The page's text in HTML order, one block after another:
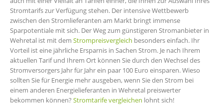
Stromtarifs zur Verfügung stehen. Der intensive Wettbewerb
zwischen den Stromlieferanten am Markt bringt immense
Sparpotentiale mit sich. Der Weg zum günstigeren Stromanbieter in
Wehretal ist mit dem Strompreisvergleich besonders einfach. Ihr
Vorteil ist eine jährliche Ersparnis in Sachen Strom. Je nach Ihrem
aktuellen Tarif und Ihrem Ort können Sie durch den Wechsel des
Stromversorgers Jahr für Jahr ein paar 100 Euro einsparen. Wieso
sollten Sie für Energie mehr ausgeben, wenn Sie den Strom bei
einem anderen Energielieferanten in Wehretal preiswerter
bekommen können? Stromtarife vergleichen lohnt sich!